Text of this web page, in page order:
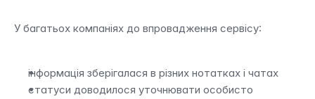
У багатьох компаніях до впровадження сервісу:
інформація зберігалася в різних нотатках і чатах
статуси доводилося уточнювати особисто